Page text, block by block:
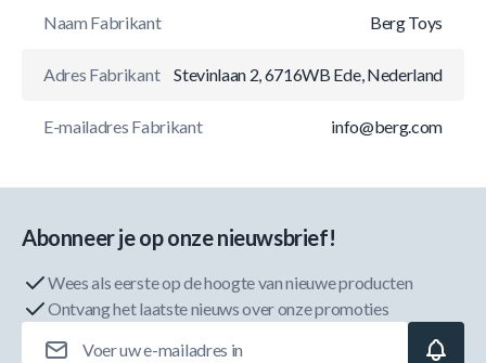
Naam Fabrikant Berg Toys
Adres Fabrikant Stevinlaan 2, 6716WB Ede, Nederland
E-mailadres Fabrikant info@berg.com
Abonneer je op onze nieuwsbrief!
Wees als eerste op de hoogte van nieuwe producten
Ontvang het laatste nieuws over onze promoties